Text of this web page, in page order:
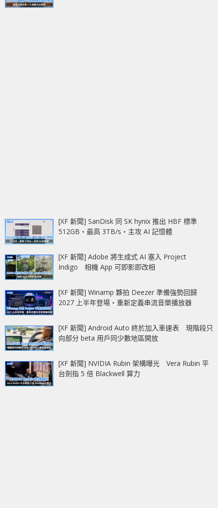
[XF 新聞] SanDisk 同 SK hynix 推出 HBF 標準
512GB‧最高 3TB/s‧主攻 AI 記憶體
[XF 新聞] Adobe 將生成式 AI 塞入 Project
Indigo 相機 App 可即影即改相
[XF 新聞] Winamp 夥拍 Deezer 準備強勢回歸
2027 上半年登場‧重新定義串流音樂播放器
[XF 新聞] Android Auto 終於加入車速表 現階段只
向部分 beta 用戶同少數地區開放
[XF 新聞] NVIDIA Rubin 架構曝光 Vera Rubin 平
台劍指 5 倍 Blackwell 算力